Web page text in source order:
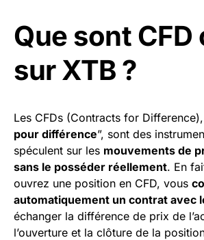
Que sont
sur XTB ?
Les CFDs (Contracts for
pour différence”, sont des
spéculent sur les mouvements de
sans le posséder réellement. En
ouvrez une position en CFD, vous
automatiquement un contrat avec
échanger la différence de prix de
l’ouverture et la clôture de la